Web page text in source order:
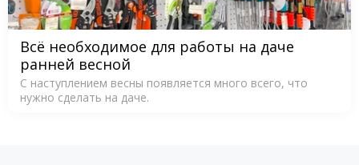
Всё необходимое для работы на даче
ранней весной
С наступлением весны появляется много всего, что
нужно сделать на даче.